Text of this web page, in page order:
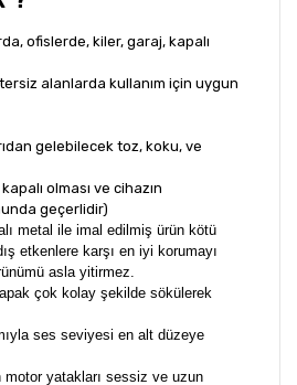
ofislerde, kiler, garaj, kapalı
alanlarda kullanım için uygun
gelebilecek toz, koku, ve
olması ve cihazın
geçerlidir)
metal ile imal edilmiş ürün kötü
etkenlere karşı en iyi korumayı
asla yitirmez.
çok kolay şekilde sökülerek
ses seviyesi en alt düzeye
motor yatakları sessiz ve uzun